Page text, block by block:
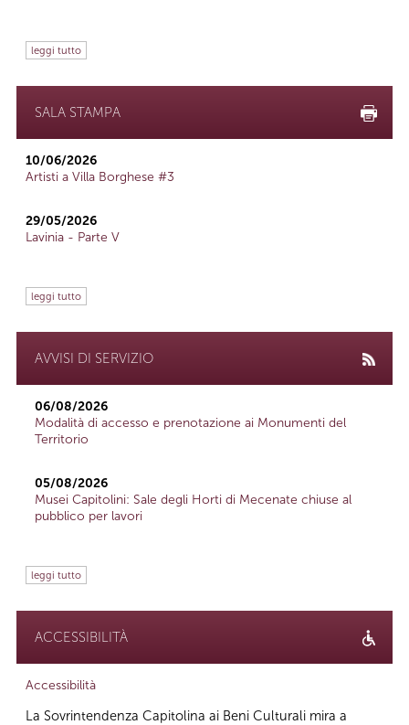
leggi tutto
SALA STAMPA
10/06/2026
Artisti a Villa Borghese #3
29/05/2026
Lavinia - Parte V
leggi tutto
AVVISI DI SERVIZIO
06/08/2026
Modalità di accesso e prenotazione ai Monumenti del
Territorio
05/08/2026
Musei Capitolini: Sale degli Horti di Mecenate chiuse al
pubblico per lavori
leggi tutto
ACCESSIBILITÀ
Accessibilità
La Sovrintendenza Capitolina ai Beni Culturali mira a